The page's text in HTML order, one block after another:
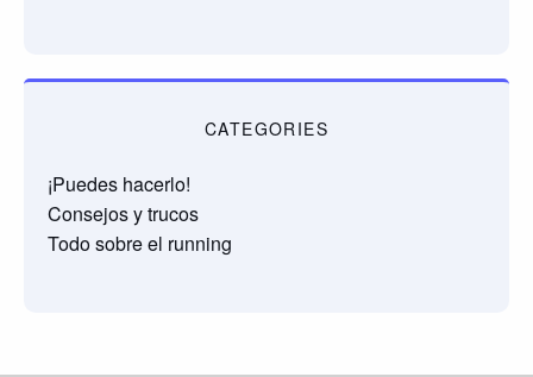
CATEGORIES
¡Puedes hacerlo!
Consejos y trucos
Todo sobre el running